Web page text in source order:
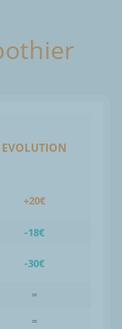
EVOLUTION
+20€
-18€
-30€
=
=